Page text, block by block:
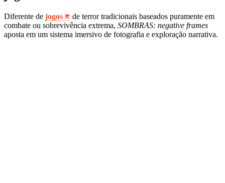
Diferente de jogos
de terror tradicionais baseados puramente em
combate ou sobrevivência extrema, SOMBRAS: negative frames
aposta em um sistema imersivo de fotografia e exploração narrativa.